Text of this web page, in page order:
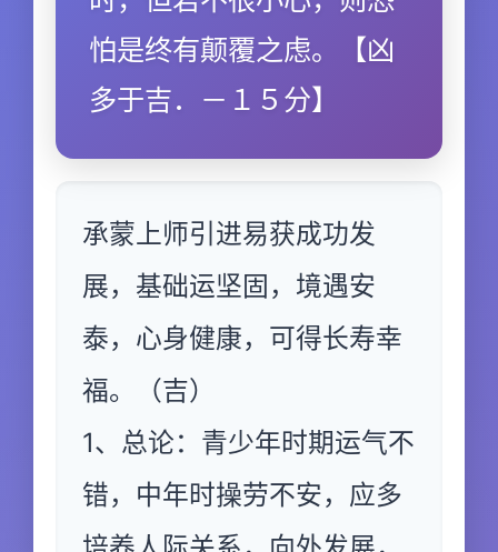
怕是终有颠覆之虑。【凶
多于吉．－１５分】
承蒙上师引进易获成功发
展，基础运坚固，境遇安
泰，心身健康，可得长寿幸
福。（吉）
1、总论：青少年时期运气不
错，中年时操劳不安，应多